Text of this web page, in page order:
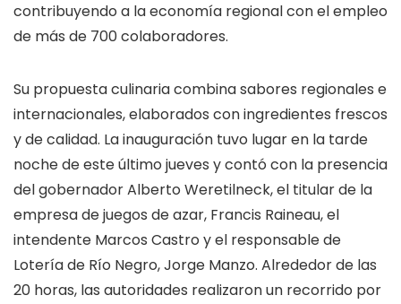
contribuyendo a la economía regional con el empleo
de más de 700 colaboradores.
Su propuesta culinaria combina sabores regionales e
internacionales, elaborados con ingredientes frescos
y de calidad. La inauguración tuvo lugar en la tarde
noche de este último jueves y contó con la presencia
del gobernador Alberto Weretilneck, el titular de la
empresa de juegos de azar, Francis Raineau, el
intendente Marcos Castro y el responsable de
Lotería de Río Negro, Jorge Manzo. Alrededor de las
20 horas, las autoridades realizaron un recorrido por